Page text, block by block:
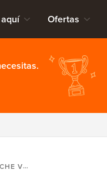
Ofertas
ES MEJOR?